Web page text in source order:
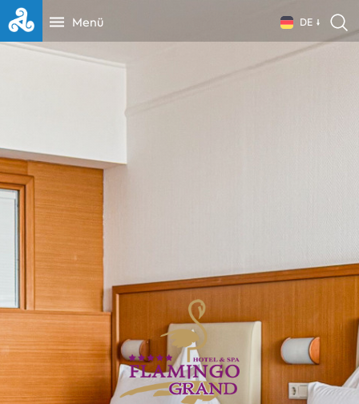
Menü DE